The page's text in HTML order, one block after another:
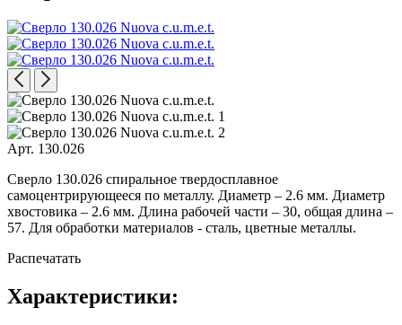
Арт. 130.026
Сверло 130.026 спиральное твердосплавное
самоцентрирующееся по металлу. Диаметр – 2.6 мм. Диаметр
хвостовика – 2.6 мм. Длина рабочей части – 30, общая длина –
57. Для обработки материалов - сталь, цветные металлы.
Распечатать
Характеристики: